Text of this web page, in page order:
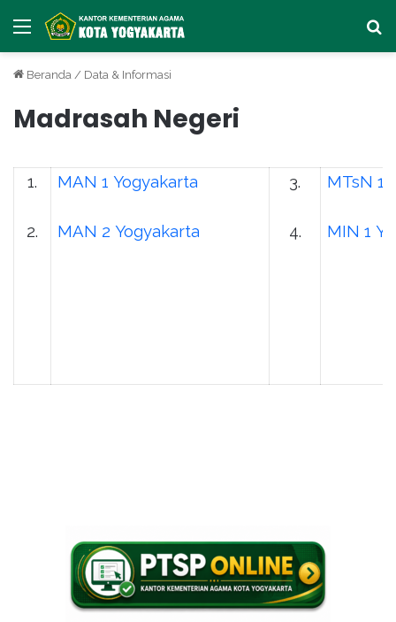
Menu
Beranda / Data & Informasi
Madrasah Negeri
1.
2.
MAN1 Yogyakarta
MAN 2 Yogyakarta
3.
4.
MTsN1
MIN1